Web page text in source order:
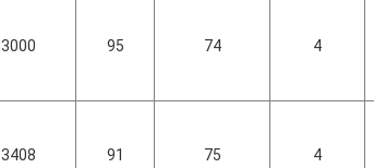
3000 95 74 4
3408 91 75 4